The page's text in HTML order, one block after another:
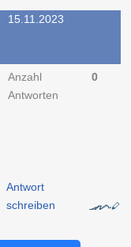
15.11.2023
Anzahl
Antworten
0
Antwort
schreiben